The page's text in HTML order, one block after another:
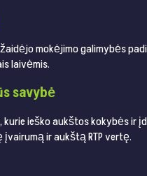
mokėjimo galimybės
laivėmis.
savybė
kurie ieško aukštos kokybės
ir aukštą RTP vertę.